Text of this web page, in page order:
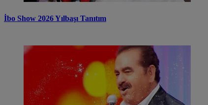
İbo Show 2026 Yılbaşı Tanıtım